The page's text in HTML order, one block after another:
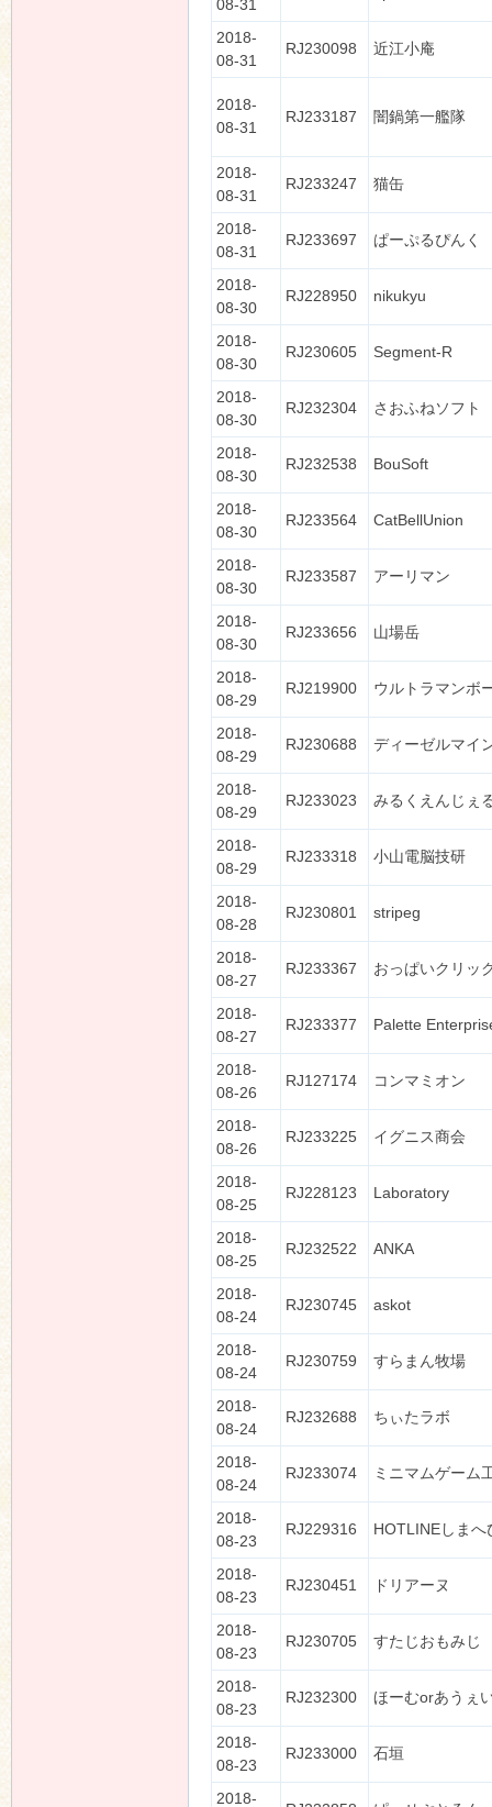
08-31
2018-
08-31
RJ230098 近江小庵
2018-
08-31
RJ233187 闇鍋第一艦隊
2018-
08-31
RJ233247 猫缶
2018-
08-31
RJ233697 ぱーぷるぴんく
2018-
08-30
RJ228950 nikukyu
2018-
08-30
RJ230605 Segment-R
2018-
08-30
RJ232304 さおふねソフト
2018-
08-30
RJ232538 BouSoft
2018-
08-30
RJ233564 CatBellUnion
2018-
08-30
RJ233587 アーリマン
2018-
08-30
RJ233656 山場岳
2018-
08-29
RJ219900 ウルトラマンボ
2018-
08-29
RJ230688 ディーゼルマイ
2018-
08-29
RJ233023 みるくえんじぇ
2018-
08-29
RJ233318 小山電脳技研
2018-
08-28
RJ230801 stripeg
2018-
08-27
RJ233367 おっぱいクリッ
2018-
08-27
RJ233377 Palette
2018-
08-26
RJ127174 コンマミオン
2018-
08-26
RJ233225 イグニス商会
2018-
08-25
RJ228123 Laboratory
2018-
08-25
RJ232522 ANKA
2018-
08-24
RJ230745 askot
2018-
08-24
RJ230759 すらまん牧場
2018-
08-24
RJ232688 ちぃたラボ
2018-
08-24
RJ233074 ミニマムゲーム
2018-
08-23
RJ229316 HOTLINEしまへ
2018-
08-23
RJ230451 ドリアーヌ
2018-
08-23
RJ230705 すたじおもみじ
2018-
08-23
RJ232300 ほーむorあうぇ
2018-
08-23
RJ233000 石垣
2018-